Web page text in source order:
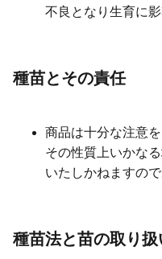
不良となり生育に
種苗とその責任
商品は十分な注意
その性質上いかな
いたしかねますの
種苗法と苗の取り扱